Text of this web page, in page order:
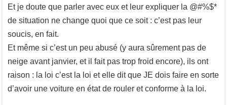
Et je doute que parler avec eux et leur expliquer la @#%$*
de situation ne change quoi que ce soit : c’est pas leur
soucis, en fait.
Et même si c’est un peu abusé (y aura sûrement pas de
neige avant janvier, et il fait pas trop froid encore), ils ont
raison : la loi c’est la loi et elle dit que JE dois faire en sorte
d’avoir une voiture en état de rouler et conforme à la loi.